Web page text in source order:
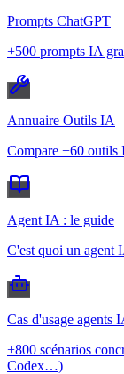
Prompts ChatGPT
+500 prompts IA
Annuaire Outils IA
Compare +60 outils
Agent IA : le guide
C'est quoi un agent
Cas d'usage agents
+800 scénarios
Codex…)